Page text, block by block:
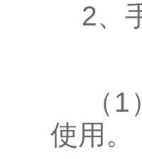
2、
（1
使用。